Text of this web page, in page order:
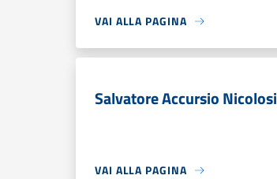
VAI ALLA PAGINA
Salvatore Accursio Nicolosi
VAI ALLA PAGINA